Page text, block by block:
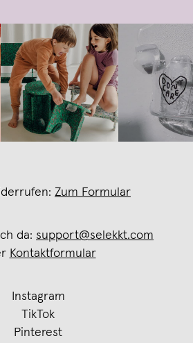
Zum Formular
da: support@selekkt.com
Kontaktformular
Instagram
TikTok
Pinterest